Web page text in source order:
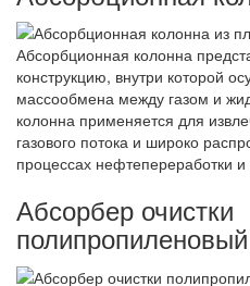
Абсорбционная колонна
конструкцию, внутри которой
массообмена между газом и
колонна применяется для
газового потока и широко
процессах нефтепереработки
Абсорбер очистки
полипропиленовый